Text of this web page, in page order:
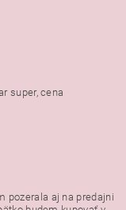
super, cena
pozerala aj na predajni